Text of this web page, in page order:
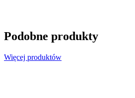
Podobne produkty
Więcej produktów